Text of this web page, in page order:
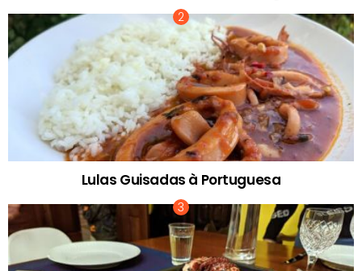
Lulas Guisadas à Portuguesa